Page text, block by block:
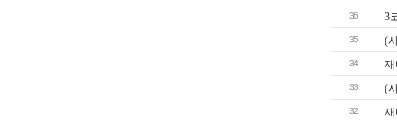
36 3
35 (
34 재
33 (
32 재